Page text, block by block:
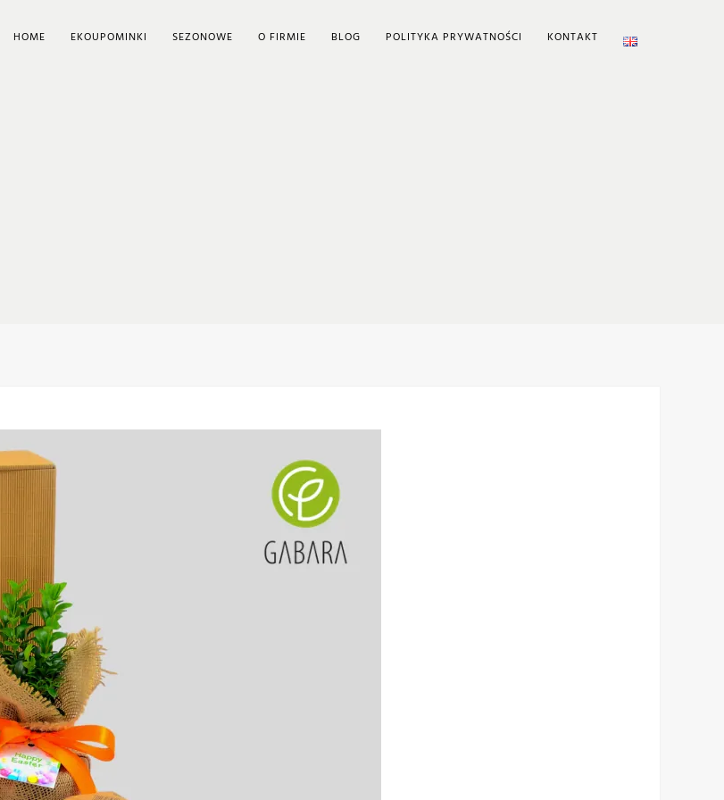
HOME EKOUPOMINKI SEZONOWE O FIRMIE BLOG POLITYKA PRYWATNOŚCI KONTAKT